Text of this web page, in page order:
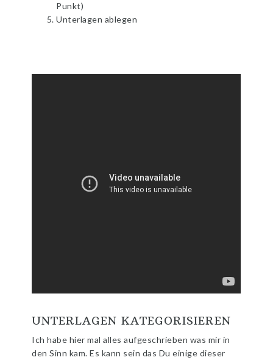
Punkt)
Unterlagen ablegen
UNTERLAGEN KATEGORISIEREN
Ich habe hier mal alles aufgeschrieben was mir in
den Sinn kam. Es kann sein das Du einige dieser